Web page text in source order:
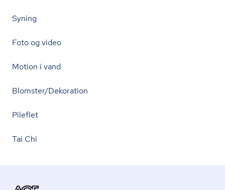
Syning
Foto og video
Motion i vand
Blomster/Dekoration
Pileflet
Tai Chi